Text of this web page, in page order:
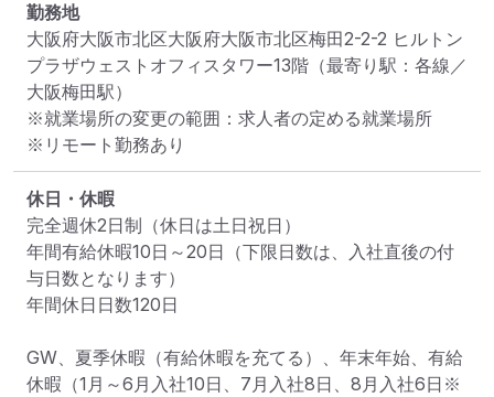
勤務地
大阪府大阪市北区大阪府大阪市北区梅田2-2-2 ヒルトン
プラザウェストオフィスタワー13階 （最寄り駅：各線／
大阪梅田駅）
※就業場所の変更の範囲：求人者の定める就業場所
※リモート勤務あり
休日・休暇
完全週休2日制（休日は土日祝日）
年間有給休暇10日～20日（下限日数は、入社直後の付
与日数となります）
年間休日日数120日
GW、夏季休暇（有給休暇を充てる）、年末年始、有給
休暇（1月～6月入社10日、7月入社8日、8月入社6日※